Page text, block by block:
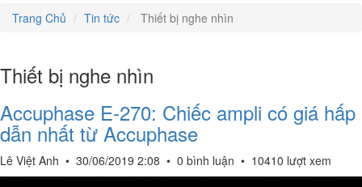
Trang Chủ
Tin tức Thiết bị nghe nhìn
Thiết bị nghe nhìn
Accuphase E-270: Chiếc ampli có giá hấp
dẫn nhất từ Accuphase
Lê Việt Anh • 30/06/2019 2:08 • 0 bình luận • 10410 lượt xem